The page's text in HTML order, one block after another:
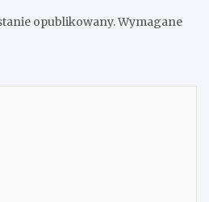
opublikowany.Wymagane